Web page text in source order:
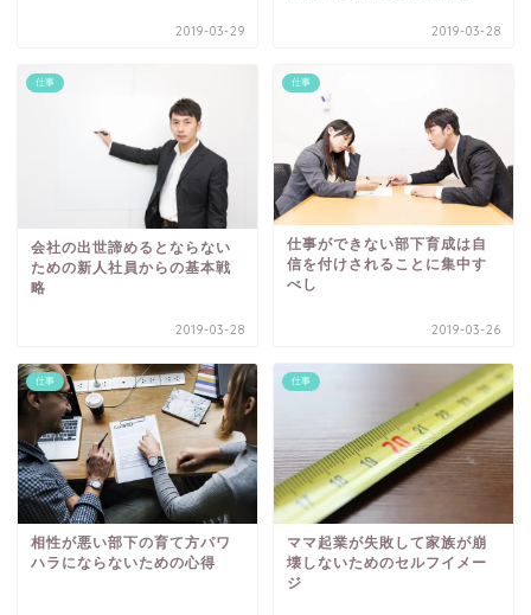
2019-03-29 2019-03-28
仕事
会社の出世諦めるとならない
ための新人社員からの基本戦
略
2019-03-28
仕事
仕事ができない部下育成は自
信を付けされることに集中す
べし
2019-03-26
仕事
相性が悪い部下の育て方パワ
ハラにならないための心得
仕事
ママ起業が失敗して家族が崩
壊しないためのセルフイメー
ジ